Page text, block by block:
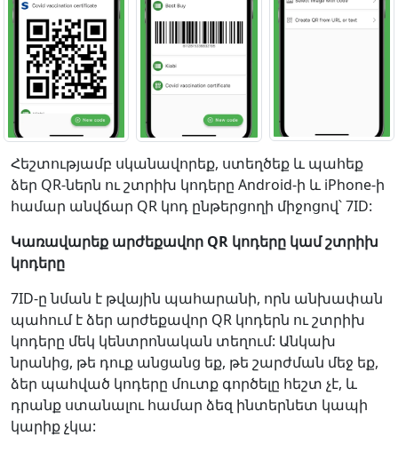
Հեշտությամբ սկանավորեք, ստեղծեք և պահեք
ձեր QR-ներն ու շտրիխ կոդերը Android-ի և iPhone-ի
համար անվճար QR կոդ ընթերցողի միջոցով՝ 7ID:
Կառավարեք արժեքավոր QR կոդերը կամ շտրիխ
կոդերը
7ID-ը նման է թվային պահարանի, որն անխափան
պահում է ձեր արժեքավոր QR կոդերն ու շտրիխ
կոդերը մեկ կենտրոնական տեղում: Անկախ
նրանից, թե դուք անցանց եք, թե շարժման մեջ եք,
ձեր պահված կոդերը մուտք գործելը հեշտ չէ, և
դրանք ստանալու համար ձեզ ինտերնետ կապի
կարիք չկա: